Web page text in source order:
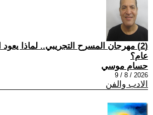
(2) مهرجان المسرح التجريبي.. لماذا
عام؟
حسام موسي
2026 / 8 / 9
الادب والفن